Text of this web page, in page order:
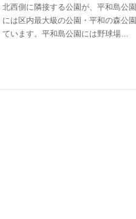
北西側に隣接する公園が、平和島公
には区内最大級の公園・平和の森公
ています。平和島公園には野球場…